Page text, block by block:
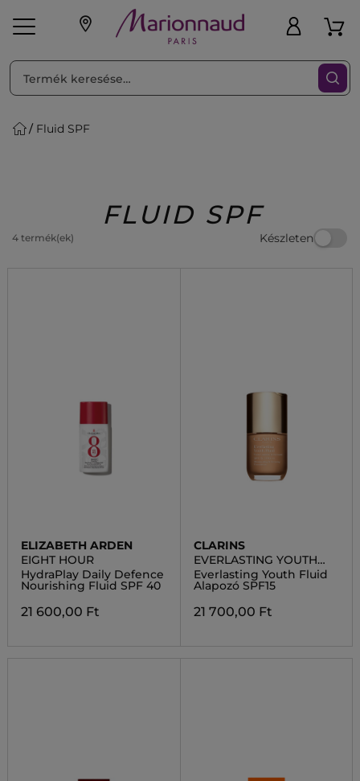
Parfüm
Beauty
Fluid SPF
FLUID SPF
4 termék(ek) Készleten
RENDEZéS Szűrő
ELIZABETH ARDEN
EIGHT HOUR
HydraPlay Daily Defence
Nourishing Fluid SPF 40
21 600,00 Ft
CLARINS
EVERLASTING YOUTH
FLUID
Everlasting Youth Fluid
Alapozó SPF15
21 700,00 Ft